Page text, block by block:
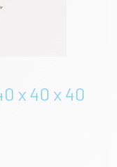
x 40 x 40